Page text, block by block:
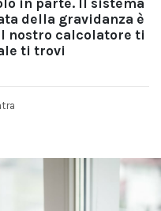
in parte. Il sistema
della gravidanza è
nostro calcolatore ti
ti trovi